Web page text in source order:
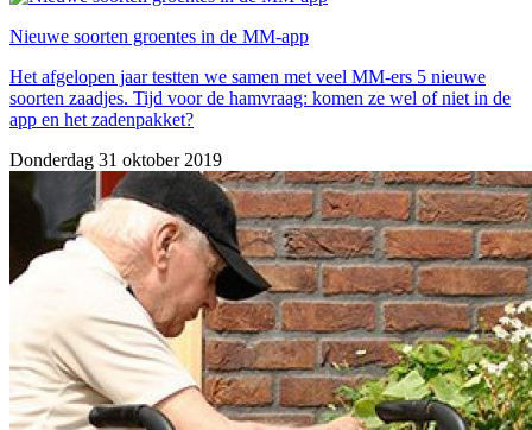
Nieuwe soorten groentes in de MM-app
Het afgelopen jaar testten we samen met veel MM-ers 5 nieuwe
soorten zaadjes. Tijd voor de hamvraag: komen ze wel of niet in de
app en het zadenpakket?
Donderdag 31 oktober 2019